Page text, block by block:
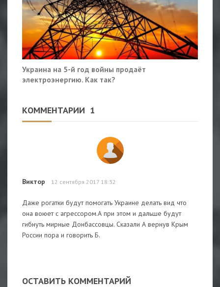
Украина на 5-й год войны продаёт
электроэнергию. Как так?
КОММЕНТАРИИ 1
Виктор 12 сентября 2017 18:32
Даже рогатки будут помогать Украине делать вид что
она воюет с агрессором.А при этом и дальше будут
гибнуть мирные Донбассовцы. Сказали А вернув Крым
России пора и говорить Б.
ОСТАВИТЬ КОММЕНТАРИЙ